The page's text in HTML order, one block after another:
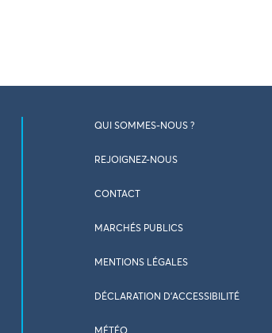
QUI SOMMES-NOUS ?
REJOIGNEZ-NOUS
CONTACT
MARCHÉS PUBLICS
MENTIONS LÉGALES
DÉCLARATION D’ACCESSIBILITÉ
MÉTÉO